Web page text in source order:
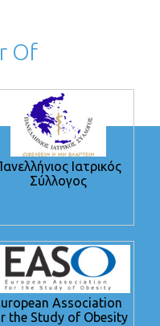
Of
Ιατρικός
Σύλλογος
Association
the Study of Obesity